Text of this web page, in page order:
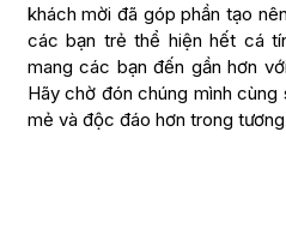
khách mời đã góp phần tạo
các bạn trẻ thể hiện hết cá
mang các bạn đến gần hơn
Hãy chờ đón chúng mình
mẻ và độc đáo hơn trong tương